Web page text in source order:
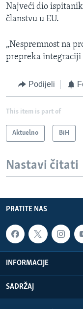
Najveći dio
članstvu u EU.
„Nespremnost na
prepreka integraciji
Podijeli
This item is part of
Aktuelno BiH
Nastavi čitati
PRATITE NAS
INFORMACIJE
SADRŽAJ